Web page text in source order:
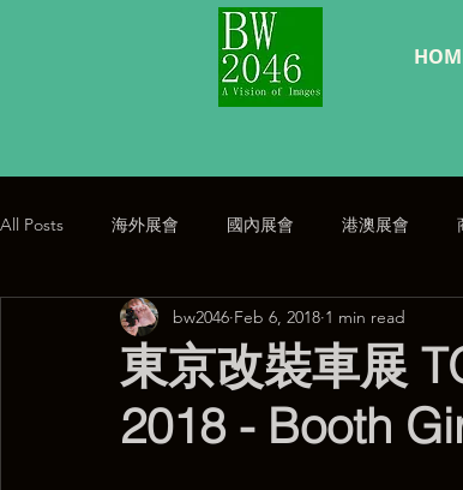
All Posts 海外展會 國內展會 港澳展會
公告
東京改裝車展
2018 - Booth
bw2046 Feb 6, 2018 1 min read